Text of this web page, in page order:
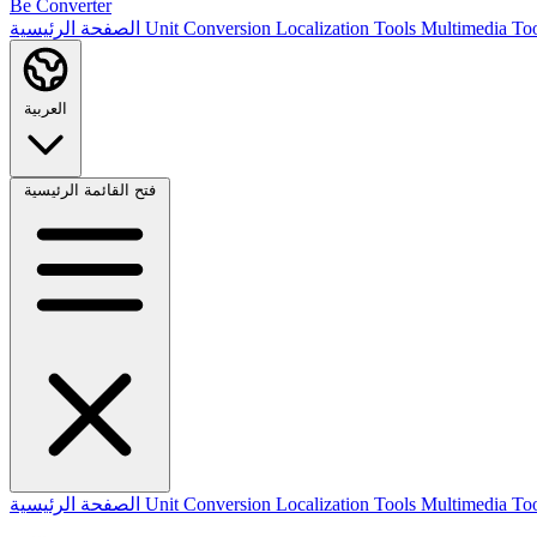
Be Converter
Unit Conversion Localization Tools Multimedia
العربية
فتح القائمة الرئيسية
Unit Conversion Localization Tools Multimedia